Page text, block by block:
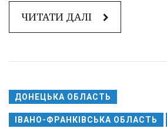
ЧИТАТИ ДАЛІ
ДОНЕЦЬКА ОБЛАСТЬ
ІВАНО-ФРАНКІВСЬКА ОБЛАСТЬ